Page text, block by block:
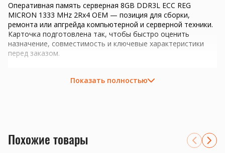
Оперативная память серверная 8GB DDR3L ECC REG
MICRON 1333 MHz 2Rx4 OEM — позиция для сборки,
ремонта или апгрейда компьютерной и серверной техники.
Карточка подготовлена так, чтобы быстро оценить
назначение, совместимость и ключевые характеристики
перед заказом.
системы, где важны ECC-коррекция ошибок и стабильная
работа 24/7
Показать полностью
Похожие товары